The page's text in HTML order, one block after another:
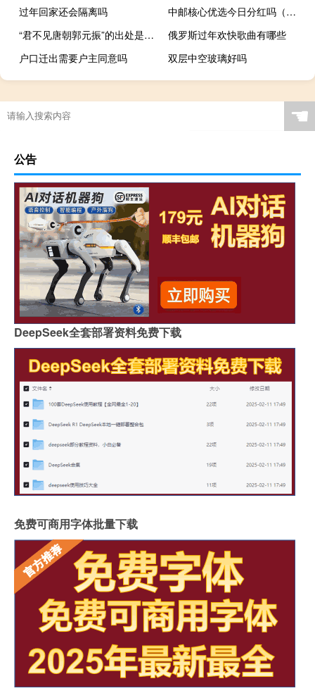
过年回家还会隔离吗
中邮核心优选今日分红吗（中邮核心优选基金是否分红）
“君不见唐朝郭元振”的出处是哪里
俄罗斯过年欢快歌曲有哪些
户口迁出需要户主同意吗
双层中空玻璃好吗
☚
公告
DeepSeek全套部署资料免费下载
免费可商用字体批量下载